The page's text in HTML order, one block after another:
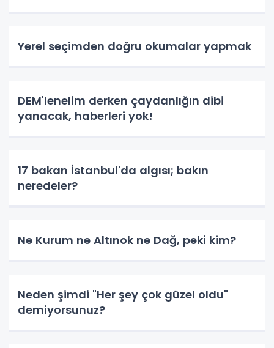
Yerel seçimden doğru okumalar yapmak
DEM'lenelim derken çaydanlığın dibi
yanacak, haberleri yok!
17 bakan İstanbul'da algısı; bakın
neredeler?
Ne Kurum ne Altınok ne Dağ, peki kim?
Neden şimdi "Her şey çok güzel oldu"
demiyorsunuz?